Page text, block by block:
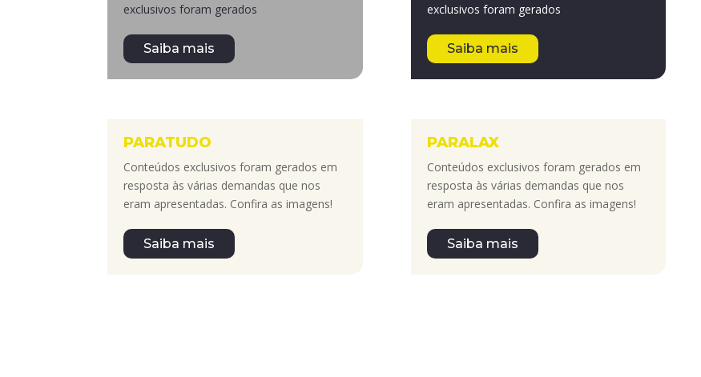
exclusivos foram gerados
Saiba mais
exclusivos foram gerados
Saiba mais
PARATUDO
Conteúdos exclusivos foram gerados em
resposta às várias demandas que nos
eram apresentadas. Confira as imagens!
Saiba mais
PARALAX
Conteúdos exclusivos foram gerados em
resposta às várias demandas que nos
eram apresentadas. Confira as imagens!
Saiba mais